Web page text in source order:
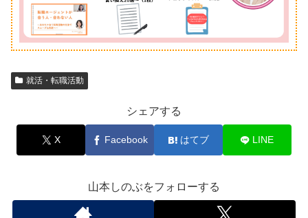
就活・転職活動
シェアする
X Facebook はてブ LINE
山本しのぶをフォローする